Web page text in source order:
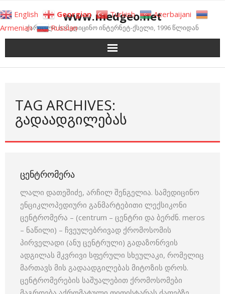
to
content
www.medgeo.net
ქართული სამედიცინო ინტერნეტ-ქსელი, 1996 წლიდან
TAG ARCHIVES:
ᲒᲐᲓᲐᲐᲓᲒᲘᲚᲔᲑᲐᲡ
ᲪᲔᲜᲢᲠᲝᲛᲔᲠᲐ
ლალი დათეშიძე, არჩილ შენგელია. სამედიცინო
ენციკლოპედიური განმარტებითი ლექსიკონი
ცენტრომერა – (centrum – ცენტრი და ბერძნ. meros
– ნაწილი) – ჩვეულებრივად ქრომოსომის
პირველადი (ანუ ცენტრული) გადაზონრვის
ადგილას მკვრივი სფერული სხეულაკი, რომელიც
მართავს მის გადაადგილებას მიტოზის დროს.
ცენტრომერების საშუალებით ქრომოსომები
English Georgian Turkish
Azerbaijani
Armenian
Russian